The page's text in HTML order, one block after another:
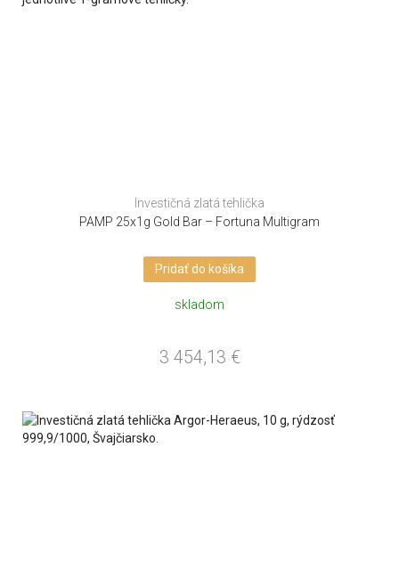
Investičná zlatá tehlička
PAMP 25x1g Gold Bar – Fortuna Multigram
Pridať do košíka
skladom
3 454,13 €